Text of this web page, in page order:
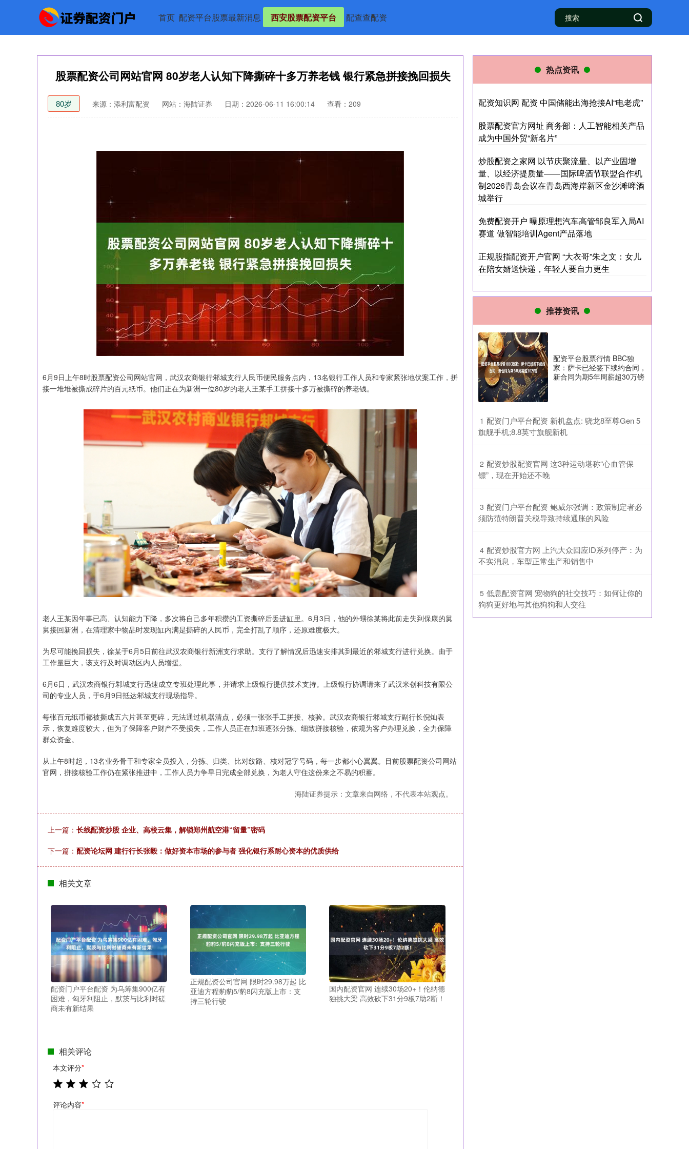
首页 配资平台股票最新消息 西安股票配资平台 配查查配资
股票配资公司网站官网 80岁老人认知下降撕碎十多万养老钱 银行紧急拼接挽回损失
80岁 来源：添利富配资 网站：海陆证券 日期：2026-06-11 16:00:14 查看：209
6月9日上午8时股票配资公司网站官网，武汉农商银行邾城支行人民币便民服务点内，13名银行工作人员和专家紧张地伏案工作，拼
接一堆堆被撕成碎片的百元纸币。他们正在为新洲一位80岁的老人王某手工拼接十多万被撕碎的养老钱。
老人王某因年事已高、认知能力下降，多次将自己多年积攒的工资撕碎后丢进缸里。6月3日，他的外甥徐某将此前走失到保康的舅
舅接回新洲，在清理家中物品时发现缸内满是撕碎的人民币，完全打乱了顺序，还原难度极大。
为尽可能挽回损失，徐某于6月5日前往武汉农商银行新洲支行求助。支行了解情况后迅速安排其到最近的邾城支行进行兑换。由于
工作量巨大，该支行及时调动区内人员增援。
6月6日，武汉农商银行邾城支行迅速成立专班处理此事，并请求上级银行提供技术支持。上级银行协调请来了武汉米创科技有限公
司的专业人员，于6月9日抵达邾城支行现场指导。
每张百元纸币都被撕成五六片甚至更碎，无法通过机器清点，必须一张张手工拼接、核验。武汉农商银行邾城支行副行长倪灿表
示，恢复难度较大，但为了保障客户财产不受损失，工作人员正在加班逐张分拣、细致拼接核验，依规为客户办理兑换，全力保障
群众资金。
从上午8时起，13名业务骨干和专家全员投入，分拣、归类、比对纹路、核对冠字号码，每一步都小心翼翼。目前股票配资公司网站
官网，拼接核验工作仍在紧张推进中，工作人员力争早日完成全部兑换，为老人守住这份来之不易的积蓄。
海陆证券提示：文章来自网络，不代表本站观点。
上一篇： 长线配资炒股 企业、高校云集，解锁郑州航空港“留量”密码
下一篇： 配资论坛网 建行行长张毅：做好资本市场的参与者 强化银行系耐心资本的优质供给
相关文章
配资门户平台配资 为乌筹集900亿有
困难，匈牙利阻止，默茨与比利时磋
商未有新结果
正规配资公司官网 限时29.98万起 比
亚迪方程豹豹5/豹8闪充版上市：支
持三轮行驶
国内配资官网 连续30场20+！伦纳德
独挑大梁 高效砍下31分9板7助2断！
相关评论
本文评分*
评论内容*
热点资讯
配资知识网 配资 中国储能出海抢接AI“电老虎”
股票配资官方网址 商务部：人工智能相关产品
成为中国外贸“新名片”
炒股配资之家网 以节庆聚流量、以产业固增
量、以经济提质量——国际啤酒节联盟合作机
制2026青岛会议在青岛西海岸新区金沙滩啤酒
城举行
免费配资开户 曝原理想汽车高管邹良军入局AI
赛道 做智能培训Agent产品落地
正规股指配资开户官网 “大衣哥”朱之文：女儿
在陪女婿送快递，年轻人要自力更生
推荐资讯
配资平台股票行情 BBC独
家：萨卡已经签下续约合同，
新合同为期5年周薪超30万镑
1 ​配资门户平台配资 新机盘点: 骁龙8至尊Gen 5
旗舰手机;8.8英寸旗舰新机
2 ​配资炒股配资官网 这3种运动堪称“心血管保
镖”，现在开始还不晚
3 ​配资门户平台配资 鲍威尔强调：政策制定者必
须防范特朗普关税导致持续通胀的风险
4 ​配资炒股官方网 上汽大众回应ID系列停产：为
不实消息，车型正常生产和销售中
5 ​低息配资官网 宠物狗的社交技巧：如何让你的
狗狗更好地与其他狗狗和人交往